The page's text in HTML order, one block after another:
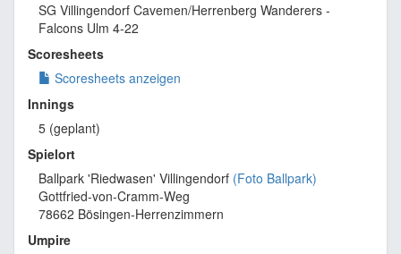
SG Villingendorf Cavemen/Herrenberg Wanderers -
Falcons Ulm 4-22
Scoresheets
Scoresheets anzeigen
Innings
5 (geplant)
Spielort
Ballpark 'Riedwasen' Villingendorf (Foto Ballpark)
Gottfried-von-Cramm-Weg
78662 Bösingen-Herrenzimmern
Umpire